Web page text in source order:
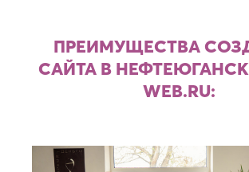
ПРЕИМУЩЕСТВА
САЙТА В
WEB.RU: